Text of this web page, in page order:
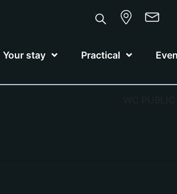
Your stay Practical